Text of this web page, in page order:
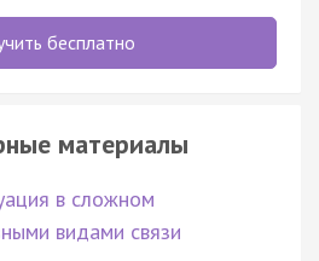
бесплатно
материалы
в сложном
видами связи